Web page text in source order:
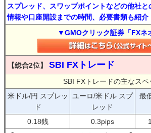
スプレッド、スワップポイントなどの他社
情報や口座開設までの時間、必要書類も紹介
▼GMOクリック証券「FXネ
【総合2位】 SBI FXトレード
SBI FXトレードの主なスペ
米ドル/円 スプレッ
ド
ユーロ/米ドル スプ
レッド
最
0.18銭 0.3pips